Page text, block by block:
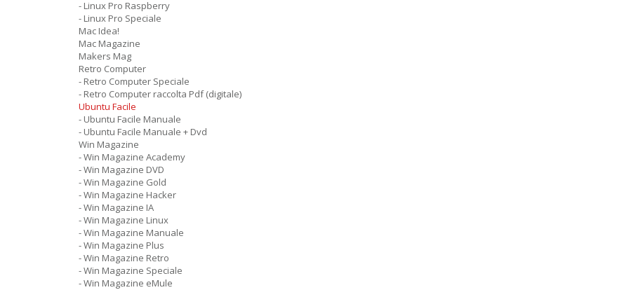
- Linux Pro Raspberry
- Linux Pro Speciale
Mac Idea!
Mac Magazine
Makers Mag
Retro Computer
- Retro Computer Speciale
- Retro Computer raccolta Pdf (digitale)
Ubuntu Facile
- Ubuntu Facile Manuale
- Ubuntu Facile Manuale + Dvd
Win Magazine
- Win Magazine Academy
- Win Magazine DVD
- Win Magazine Gold
- Win Magazine Hacker
- Win Magazine IA
- Win Magazine Linux
- Win Magazine Manuale
- Win Magazine Plus
- Win Magazine Retro
- Win Magazine Speciale
- Win Magazine eMule